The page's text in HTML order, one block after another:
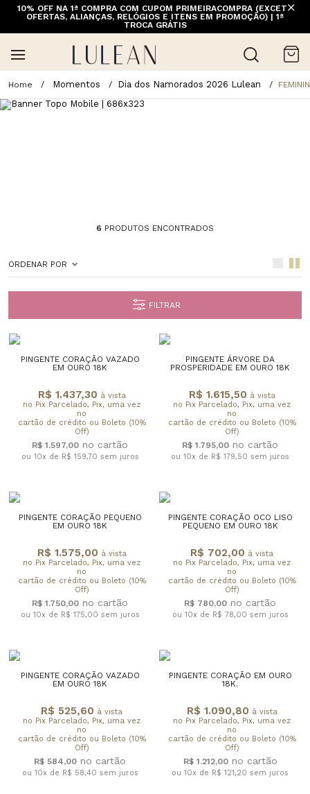
10% OFF NA 1ª COMPRA COM CUPOM PRIMEIRACOMPRA (EXCETO
OFERTAS, ALIANÇAS, RELÓGIOS E ITENS EM PROMOÇÃO) | 1ª
TROCA GRÁTIS
Momentos Dia dos Namorados 2026 Lulean
6 PRODUTOS ENCONTRADOS
ORDENAR POR
FILTRAR
PINGENTE CORAÇÃO VAZADO
EM OURO 18K
R$ 1.437,30 à vista
no Pix Parcelado, Pix, uma vez
no
cartão de crédito ou Boleto (10%
Off)
R$ 1.597,00
ou 10x de R$ 159,70 sem juros
PINGENTE ÁRVORE DA
PROSPERIDADE EM OURO 18K
R$ 1.615,50 à vista
no Pix Parcelado, Pix, uma vez
no
cartão de crédito ou Boleto (10%
Off)
R$ 1.795,00
ou 10x de R$ 179,50 sem juros
PINGENTE CORAÇÃO PEQUENO
EM OURO 18K
R$ 1.575,00 à vista
no Pix Parcelado, Pix, uma vez
no
cartão de crédito ou Boleto (10%
Off)
R$ 1.750,00
ou 10x de R$ 175,00 sem juros
PINGENTE CORAÇÃO OCO LISO
PEQUENO EM OURO 18K
R$ 702,00 à vista
no Pix Parcelado, Pix, uma vez
no
cartão de crédito ou Boleto (10%
Off)
R$ 780,00
ou 10x de R$ 78,00 sem juros
PINGENTE CORAÇÃO VAZADO
EM OURO 18K
R$ 525,60 à vista
no Pix Parcelado, Pix, uma vez
no
cartão de crédito ou Boleto (10%
Off)
R$ 584,00
ou 10x de R$ 58,40 sem juros
PINGENTE CORAÇÃO EM OURO
18K.
R$ 1.090,80 à vista
no Pix Parcelado, Pix, uma vez
no
cartão de crédito ou Boleto (10%
Off)
R$ 1.212,00
ou 10x de R$ 121,20 sem juros